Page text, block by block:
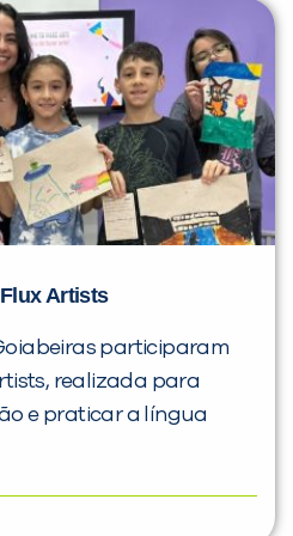
Artists
participaram
realizada para
e praticar a língua